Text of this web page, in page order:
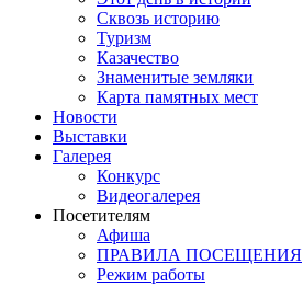
Сквозь историю
Туризм
Казачество
Знаменитые земляки
Карта памятных мест
Новости
Выставки
Галерея
Конкурс
Видеогалерея
Посетителям
Афиша
ПРАВИЛА ПОСЕЩЕНИЯ
Режим работы